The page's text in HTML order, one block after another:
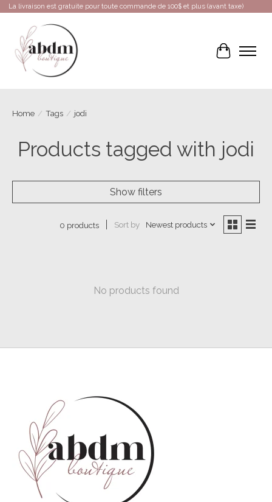
La livraison est gratuite pour toute commande de 100$ et plus (avant taxe)
Cart
Home / Tags / jodi
Products tagged with jodi
Show filters
0 products Sort by Newest products
No products found